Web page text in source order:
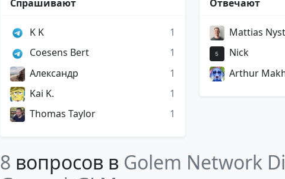
Спрашивают
K K
1
Coesens Bert
1
Александр
1
Kai K.
1
Thomas Taylor
1
Отвечают
Mattias
Nick
Arthur
8 вопросов в Golem Network